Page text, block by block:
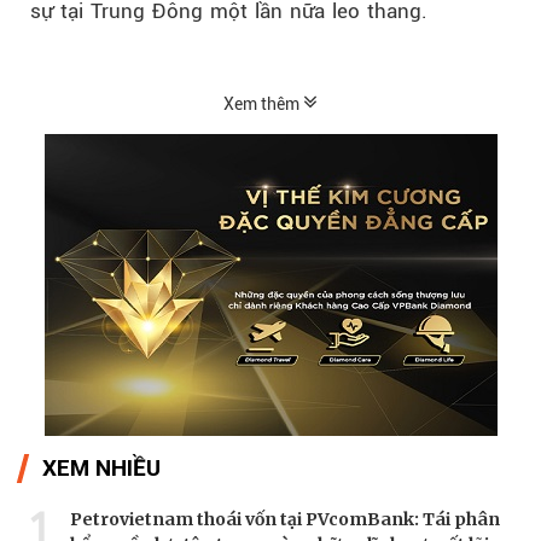
sự tại Trung Đông một lần nữa leo thang.
Xem thêm
XEM NHIỀU
1
Petrovietnam thoái vốn tại PVcomBank: Tái phân